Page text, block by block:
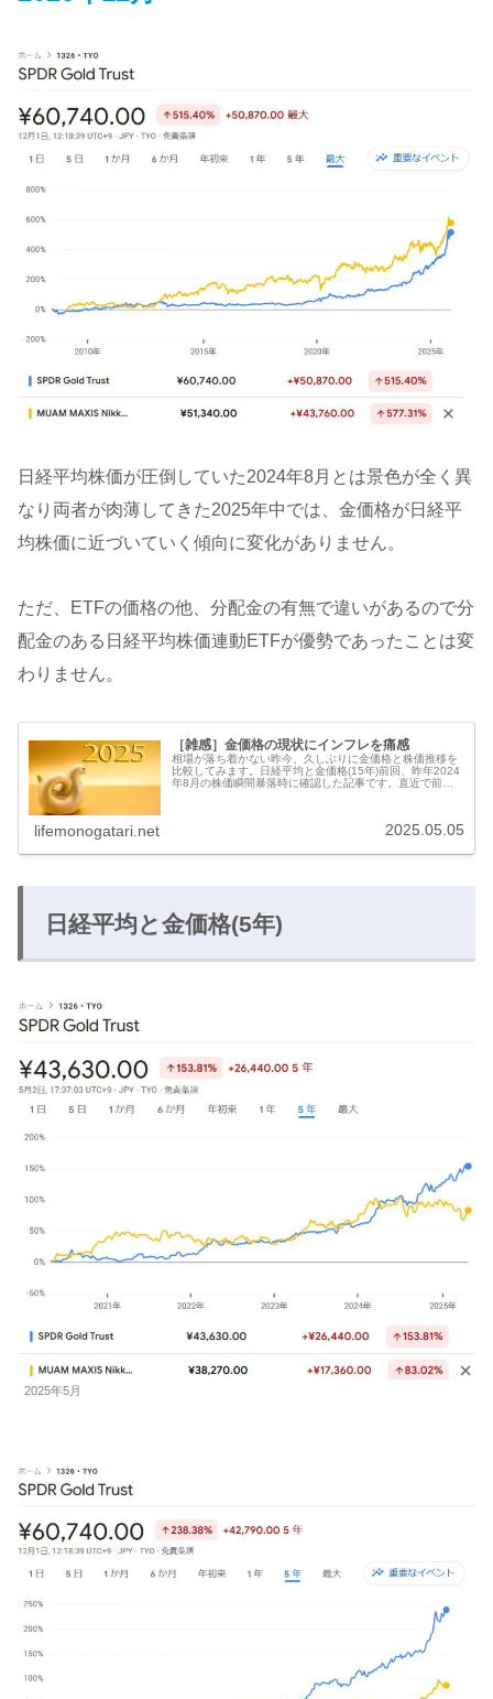
日経平均株価が圧倒していた2024年8月とは景色が全く異
なり両者が肉薄してきた2025年中では、金価格が日経平
均株価に近づいていく傾向に変化がありません。
ただ、ETFの価格の他、分配金の有無で違いがあるので分
配金のある日経平均株価連動ETFが優勢であったことは変
わりません。
［雑感］金価格の現状にインフレを痛感
相場が落ち着かない昨今、久しぶりに金価格と株価推移を
比較してみます。日経平均と金価格(15年)前回、昨年2024
年8月の株価瞬間暴落時に確認した記事です。直近で前回
lifemonogatari.net 2025.05.05
日経平均と金価格(5年)
2025年5月